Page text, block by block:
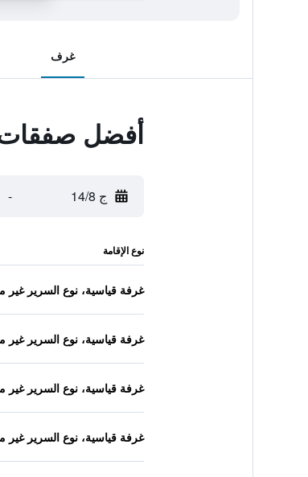
غرف
أفضل صفقات
ج 14/8 -
نوع الإقامة
غرفة قياسية، نوع السرير
غرفة قياسية، نوع السرير
غرفة قياسية، نوع السرير
غرفة قياسية، نوع السرير